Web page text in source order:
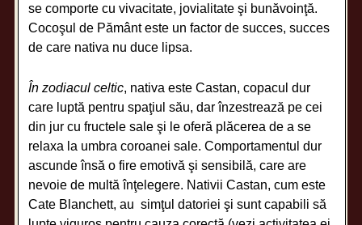
se comporte cu vivacitate, jovialitate şi bunăvoinţă.
Cocoşul de Pământ este un factor de succes, succes
de care nativa nu duce lipsa.
În zodiacul celtic, nativa este Castan, copacul dur
care luptă pentru spaţiul său, dar înzestrează pe cei
din jur cu fructele sale şi le oferă plăcerea de a se
relaxa la umbra coroanei sale. Comportamentul dur
ascunde însă o fire emotivă şi sensibilă, care are
nevoie de multă înţelegere. Nativii Castan, cum este
Cate Blanchett, au simţul datoriei şi sunt capabili să